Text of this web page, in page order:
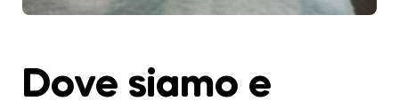
Dove siamo e